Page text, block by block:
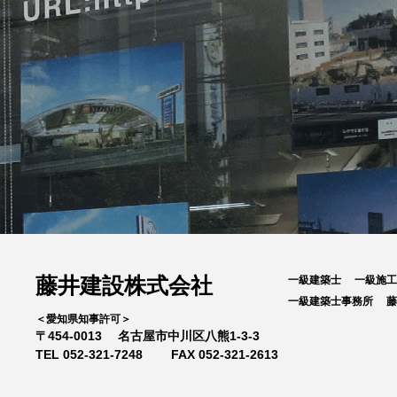
藤井建設株式会社
＜愛知県知事許可＞
〒454-0013
名古屋市中川区八熊1-3-3
TEL 052-321-7248
FAX 052-321-2613
一級建築士
一級施
一級建築士事務所